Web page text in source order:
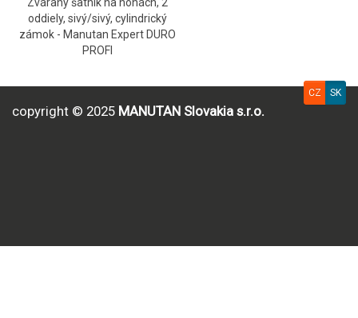
oddiely, sivý/sivý, cylindrický
zámok - Manutan Expert DURO
PROFI
copyright © 2025 MANUTAN Slovakia s.r.o.
CZ SK